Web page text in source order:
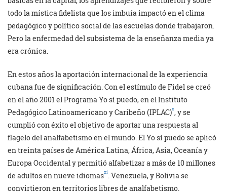
todo la mística fidelista que los imbuía impactó en el clima
pedagógico y político social de las escuelas donde trabajaron.
Pero la enfermedad del subsistema de la enseñanza media ya
era crónica.
En estos años la aportación internacional de la experiencia
cubana fue de significación. Con el estímulo de Fidel se creó
en el año 2001 el Programa Yo sí puedo, en el Instituto
Pedagógico Latinoamericano y Caribeño (IPLAC)x, y se
cumplió con éxito el objetivo de aportar una respuesta al
flagelo del analfabetismo en el mundo. El Yo sí puedo se aplicó
en treinta países de América Latina, África, Asia, Oceanía y
Europa Occidental y permitió alfabetizar a más de 10 millones
de adultos en nueve idiomasxi . Venezuela, y Bolivia se
convirtieron en territorios libres de analfabetismo.